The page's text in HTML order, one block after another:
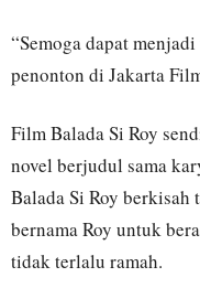
“Semoga dapat
penonton di Jakarta
Film Balada Si Roy
novel berjudul sama
Balada Si Roy berkisah
bernama Roy untuk
tidak terlalu ramah.